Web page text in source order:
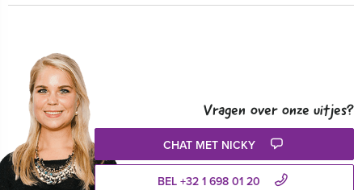
Vragen over onze uitjes?
CHAT MET NICKY
BEL +32 1 698 01 20